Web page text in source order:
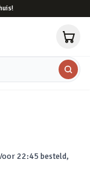
22:45 besteld,